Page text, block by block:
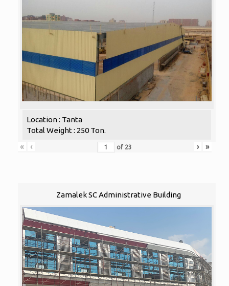
Location : Tanta
Total Weight : 250 Ton.
«
‹ of 23 › »
Zamalek SC Administrative Building